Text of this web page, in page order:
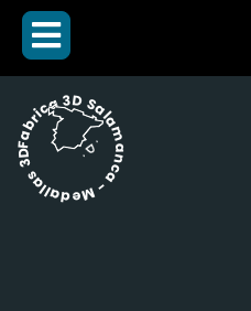
Fabrica 3D Salamanca - Medallas 3D -